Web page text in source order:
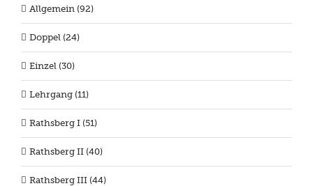
Allgemein (92)
Doppel (24)
Einzel (30)
Lehrgang (11)
Rathsberg I (51)
Rathsberg II (40)
Rathsberg III (44)